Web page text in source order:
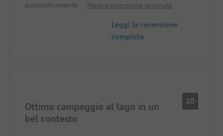
affluenza il secondo giorno, non c'era parcheggio
sufficientemente disponibili. La posizione del
campeggio sul lago è molto bella. La reception era
automaticamente.
Mostra recensione originale
Leggi la recensione
completa
Ottimo campeggio al lago in un
bel contesto
10